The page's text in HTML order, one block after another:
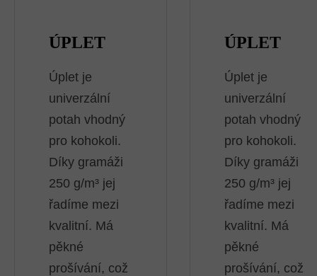
ÚPLET
Úplet je
univerzální
potah vhodný
pro kohokoli.
Díky gramáži
250 g/m³ jej
řadíme mezi
kvalitní. Má
pěkné
prošívání, což
ÚPLET
Úplet je
univerzální
potah vhodný
pro kohokoli.
Díky gramáži
250 g/m³ jej
řadíme mezi
kvalitní. Má
pěkné
prošívání, což